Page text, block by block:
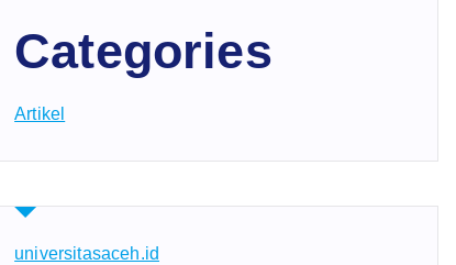
Categories
Artikel
universitasaceh.id